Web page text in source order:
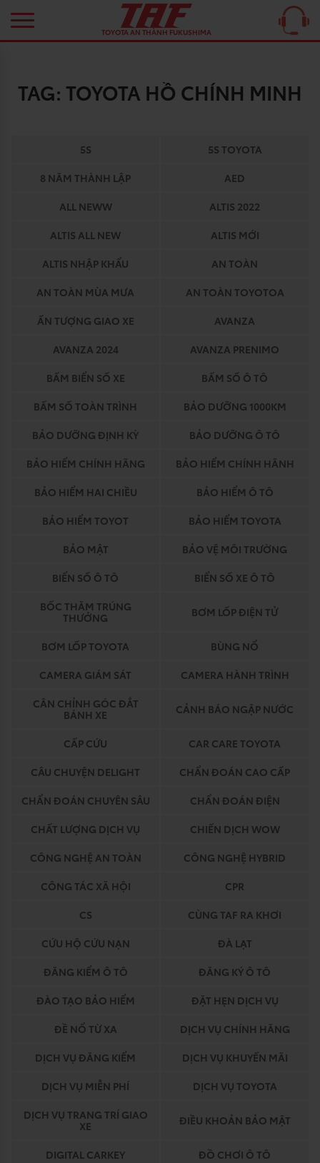
TOYOTA AN THÀNH FUKUSHIMA
TAG: TOYOTA HỒ CHÍNH MINH
5S
5S TOYOTA
8 NĂM THÀNH LẬP
AED
ALL NEWW
ALTIS 2022
ALTIS ALL NEW
ALTIS MỚI
ALTIS NHẬP KHẨU
AN TOÀN
AN TOÀN MÙA MƯA
AN TOÀN TOYOTOA
ẤN TƯỢNG GIAO XE
AVANZA
AVANZA 2024
AVANZA PRENIMO
BẤM BIỂN SỐ XE
BẤM SỐ Ô TÔ
BẤM SỐ TOÀN TRÌNH
BẢO DƯỠNG 1000KM
BẢO DƯỠNG ĐỊNH KỲ
BẢO DƯỠNG Ô TÔ
BẢO HIỂM CHÍNH HÃNG
BẢO HIỂM CHÍNH HÃNH
BẢO HIỂM HAI CHIỀU
BẢO HIỂM Ô TÔ
BẢO HIỂM TOYOT
BẢO HIỂM TOYOTA
BẢO MẬT
BẢO VỆ MÔI TRƯỜNG
BIỂN SỐ Ô TÔ
BIỂN SỐ XE Ô TÔ
BỐC THĂM TRÚNG
THƯỞNG
BƠM LỐP ĐIỆN TỬ
BƠM LỐP TOYOTA
BÙNG NỔ
CAMERA GIÁM SÁT
CAMERA HÀNH TRÌNH
CÂN CHỈNH GÓC ĐẮT
BÁNH XE
CẢNH BÁO NGẬP NƯỚC
CẤP CỨU
CAR CARE TOYOTA
CÂU CHUYỆN DELIGHT
CHẨN ĐOÁN CAO CẤP
CHẨN ĐOÁN CHUYÊN SÂU
CHẨN ĐOÁN ĐIỆN
CHẤT LƯỢNG DỊCH VỤ
CHIẾN DỊCH WOW
CÔNG NGHỆ AN TOÀN
CÔNG NGHỆ HYBRID
CÔNG TÁC XÃ HỘI
CPR
CS
CÙNG TAF RA KHƠI
CỨU HỘ CỨU NẠN
ĐÀ LẠT
ĐĂNG KIỂM Ô TÔ
ĐĂNG KÝ Ô TÔ
ĐÀO TẠO BẢO HIỂM
ĐẶT HẸN DỊCH VỤ
ĐỀ NỔ TỪ XA
DỊCH VỤ CHÍNH HÃNG
DỊCH VỤ ĐĂNG KIỂM
DỊCH VỤ KHUYẾN MÃI
DỊCH VỤ MIỄN PHÍ
DỊCH VỤ TOYOTA
DỊCH VỤ TRANG TRÍ GIAO
XE
ĐIỀU KHOẢN BẢO MẬT
DIGITAL CARKEY
ĐỒ CHƠI Ô TÔ